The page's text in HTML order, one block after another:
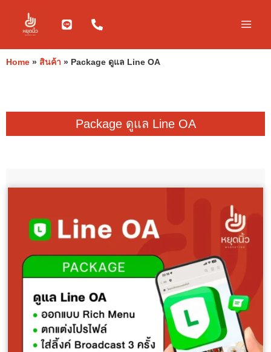
content
Home » สินค้า » Package ดูแล Line OA
Package ดูแล Line OA